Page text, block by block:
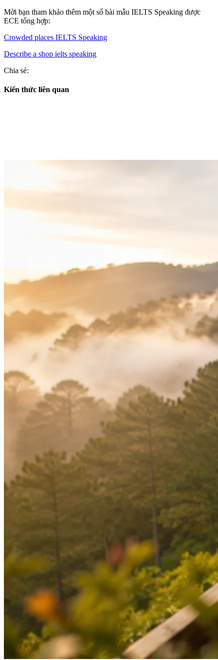
Mời bạn tham khảo thêm một số bài mẫu IELTS Speaking được
ECE tổng hợp:
Crowded places IELTS Speaking
Describe a shop ielts speaking
Chia sẻ:
Kiến thức liên quan